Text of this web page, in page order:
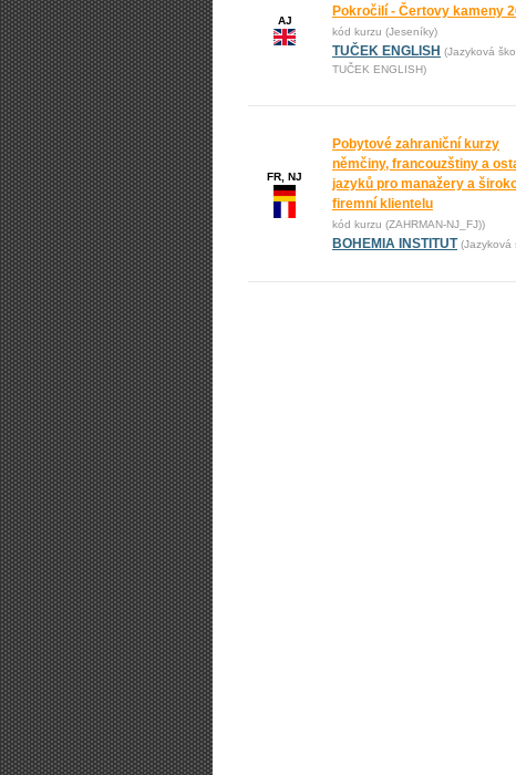
AJ
Pokročilí - Čertovy kameny
kód kurzu (Jeseníky)
TUČEK ENGLISH (Jazyková
TUČEK ENGLISH)
FR, NJ
Pobytové zahraniční kurzy
němčiny, francouzštiny a
jazyků pro manažery a
firemní klientelu
kód kurzu (ZAHRMAN-NJ_FJ))
BOHEMIA INSTITUT (Jazyková